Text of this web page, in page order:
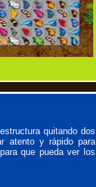
quitando dos
atento y rápido para
que pueda ver los